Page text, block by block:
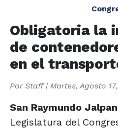
Obligatoria la
de
en el
Por Staff| Martes, Agosto
San Raymundo
Legislatura del